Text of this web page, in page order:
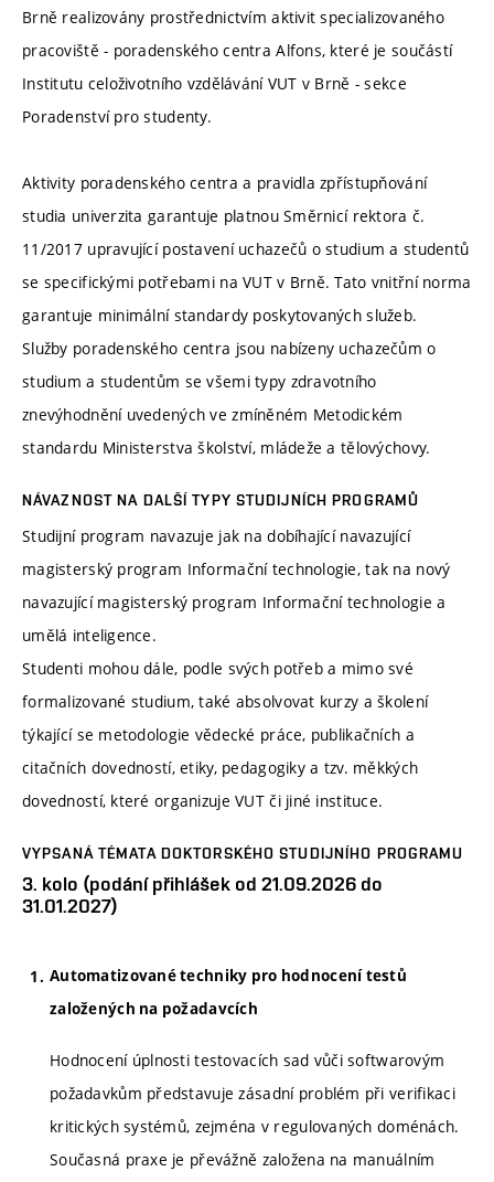
Brně realizovány prostřednictvím aktivit specializovaného
pracoviště - poradenského centra Alfons, které je součástí
Institutu celoživotního vzdělávání VUT v Brně - sekce
Poradenství pro studenty.
Aktivity poradenského centra a pravidla zpřístupňování
studia univerzita garantuje platnou Směrnicí rektora č.
11/2017 upravující postavení uchazečů o studium a studentů
se specifickými potřebami na VUT v Brně. Tato vnitřní norma
garantuje minimální standardy poskytovaných služeb.
Služby poradenského centra jsou nabízeny uchazečům o
studium a studentům se všemi typy zdravotního
znevýhodnění uvedených ve zmíněném Metodickém
standardu Ministerstva školství, mládeže a tělovýchovy.
NÁVAZNOST NA DALŠÍ TYPY STUDIJNÍCH PROGRAMŮ
Studijní program navazuje jak na dobíhající navazující
magisterský program Informační technologie, tak na nový
navazující magisterský program Informační technologie a
umělá inteligence.
Studenti mohou dále, podle svých potřeb a mimo své
formalizované studium, také absolvovat kurzy a školení
týkající se metodologie vědecké práce, publikačních a
citačních dovedností, etiky, pedagogiky a tzv. měkkých
dovedností, které organizuje VUT či jiné instituce.
VYPSANÁ TÉMATA DOKTORSKÉHO STUDIJNÍHO PROGRAMU
3. kolo (podání přihlášek od 21.09.2026 do
31.01.2027)
Automatizované techniky pro hodnocení testů
založených na požadavcích
Hodnocení úplnosti testovacích sad vůči softwarovým
požadavkům představuje zásadní problém při verifikaci
kritických systémů, zejména v regulovaných doménách.
Současná praxe je převážně založena na manuálním